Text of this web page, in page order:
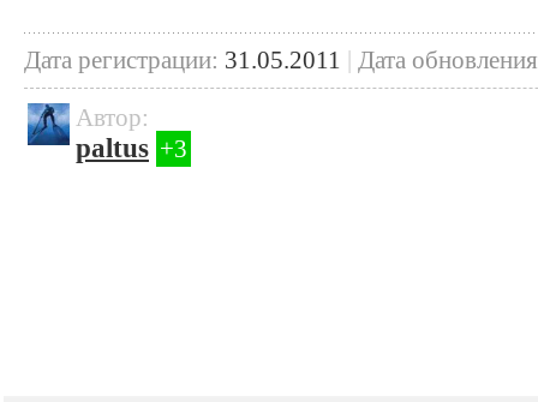
Дата регистрации: 31.05.2011 | Дата
Автор:
paltus +3